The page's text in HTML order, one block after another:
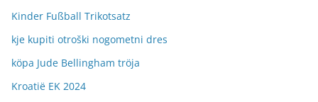
Kinder Fußball Trikotsatz
kje kupiti otroški nogometni dres
köpa Jude Bellingham tröja
Kroatië EK 2024